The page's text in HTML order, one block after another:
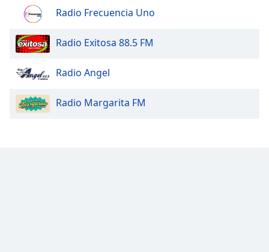
Radio Frecuencia Uno
Radio Exitosa 88.5 FM
Radio Angel
Radio Margarita FM